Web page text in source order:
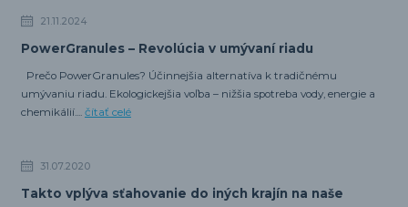
21.11.2024
PowerGranules – Revolúcia v umývaní riadu
Prečo PowerGranules? Účinnejšia alternatíva k tradičnému
umývaniu riadu. Ekologickejšia voľba – nižšia spotreba vody, energie a
chemikálií.... čítať celé
31.07.2020
Takto vplýva sťahovanie do iných krajín na naše